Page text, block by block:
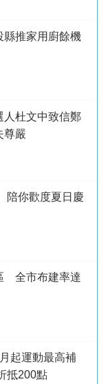
推家用廚餘機
杜文中致信鄭
尊嚴
你歡度夏日慶
全市布建率達
起運動最高補
抵200點